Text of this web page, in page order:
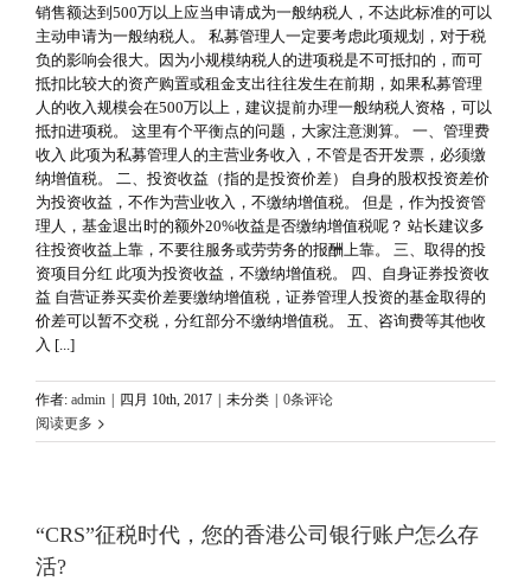
销售额达到500万以上应当申请成为一般纳税人，不达此标准的可以
主动申请为一般纳税人。 私募管理人一定要考虑此项规划，对于税
负的影响会很大。因为小规模纳税人的进项税是不可抵扣的，而可
抵扣比较大的资产购置或租金支出往往发生在前期，如果私募管理
人的收入规模会在500万以上，建议提前办理一般纳税人资格，可以
抵扣进项税。 这里有个平衡点的问题，大家注意测算。 一、管理费
收入 此项为私募管理人的主营业务收入，不管是否开发票，必须缴
纳增值税。 二、投资收益（指的是投资价差） 自身的股权投资差价
为投资收益，不作为营业收入，不缴纳增值税。 但是，作为投资管
理人，基金退出时的额外20%收益是否缴纳增值税呢？ 站长建议多
往投资收益上靠，不要往服务或劳劳务的报酬上靠。 三、取得的投
资项目分红 此项为投资收益，不缴纳增值税。 四、自身证券投资收
益 自营证券买卖价差要缴纳增值税，证券管理人投资的基金取得的
价差可以暂不交税，分红部分不缴纳增值税。 五、咨询费等其他收
入 [...]
作者: admin 四月 10th, 2017 未分类
0条评论
阅读更多
“CRS”征税时代，您的香港公司银行账户怎么存
活?